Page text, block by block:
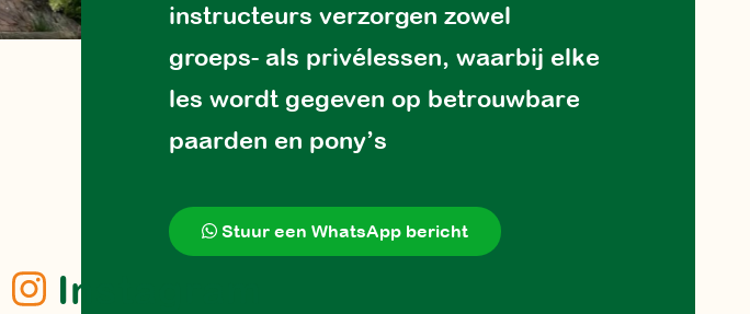
instructeurs verzorgen zowel
groeps- als privélessen, waarbij elke
les wordt gegeven op betrouwbare
paarden en pony’s
Stuur een WhatsApp bericht
Instagram